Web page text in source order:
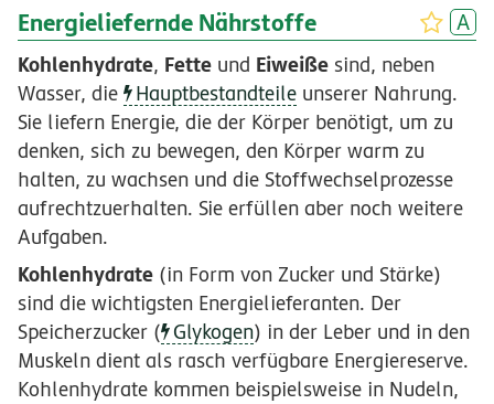
Energieliefernde Nährstoffe
Kohlenhydrate, Fette und Eiweiße sind, neben
Wasser, die
Hauptbestandteile unserer Nahrung.
Sie liefern Energie, die der Körper benötigt, um zu
denken, sich zu bewegen, den Körper warm zu
halten, zu wachsen und die Stoffwechselprozesse
aufrechtzuerhalten. Sie erfüllen aber noch weitere
Aufgaben.
Kohlenhydrate (in Form von Zucker und Stärke)
sind die wichtigsten Energielieferanten. Der
Speicherzucker (
Glykogen) in der Leber und in den
Muskeln dient als rasch verfügbare Energiereserve.
Kohlenhydrate kommen beispielsweise in Nudeln,